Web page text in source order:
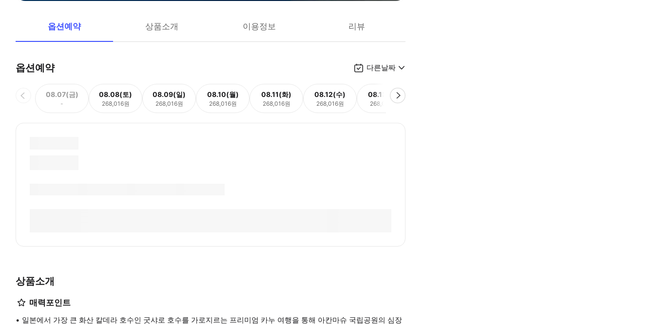
옵션예약 상품소개 이용정보 리뷰
옵션예약 다른날짜
08.07(금)
-
08.08(토)
268,016원
08.09(일)
268,016원
08.10(월)
268,016원
08.11(화)
268,016원
08.12(수)
268,016원
08.13(목)
268,016원
상품소개
매력포인트
일본에서 가장 큰 화산 칼데라 호수인 굿샤로 호수를 가로지르는 프리미엄 카누 여행을 통해 아칸마슈 국립공원의 심장